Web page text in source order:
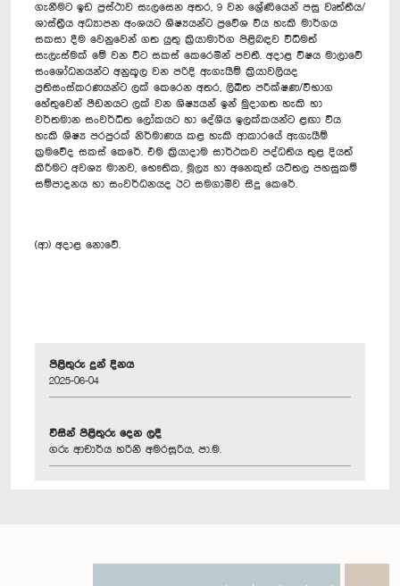
ගැනීමට ඉඩ ප්‍රස්ථාව සැලසෙන අතර, 9 වන ශ්‍රේණියෙන් පසු වෘත්තීය/
ශාස්ත්‍රීය අධ්‍යාපන අංශයට ශිෂ්‍යයන්ට ප්‍රවේශ විය හැකි මාර්ගය
සකසා දීම වෙනුවෙන් ගත යුතු ක්‍රියාමාර්ග පිළිබඳව විධිමත්
සැලැස්මක් මේ වන විට සකස් කෙරෙමින් පවතී. අදාළ විෂය මාලාවේ
සංශෝධනයන්ට අනුකූල වන පරිදි ඇගැයීම් ක්‍රියාවලියද
ප්‍රතිසංස්කරණයන්ට ලක් කෙරෙන අතර, ලිඛිත පරීක්ෂණ/විභාග
හේතුවෙන් පීඩනයට ලක් වන ශිෂ්‍යයන් ඉන් මුදාගත හැකි හා
වර්තමාන සංවර්ධිත ලෝකයට හා දේශීය ඉලක්කයන්ට ළඟා විය
හැකි ශිෂ්‍ය පරපුරක් නිර්මාණය කළ හැකි ආකාරයේ ඇගැයීම්
ක්‍රමවේද සකස් කෙරේ. එම ක්‍රියාදාම සාර්ථකව පද්ධතිය තුළ දියත්
කිරීමට අවශ්‍ය මානව, භෞතික, මූල්‍ය හා අනෙකුත් යටිතල පහසුකම්
සම්පාදනය හා සංවර්ධනයද ඊට සමගාමීව සිදු කෙරේ.
(ආ) අදාළ නොවේ.
පිළිතුරු දුන් දිනය
2025-06-04
විසින් පිළිතුරු දෙන ලදී
ගරු ආචාර්ය හරිනි අමරසූරිය, පා.ම.